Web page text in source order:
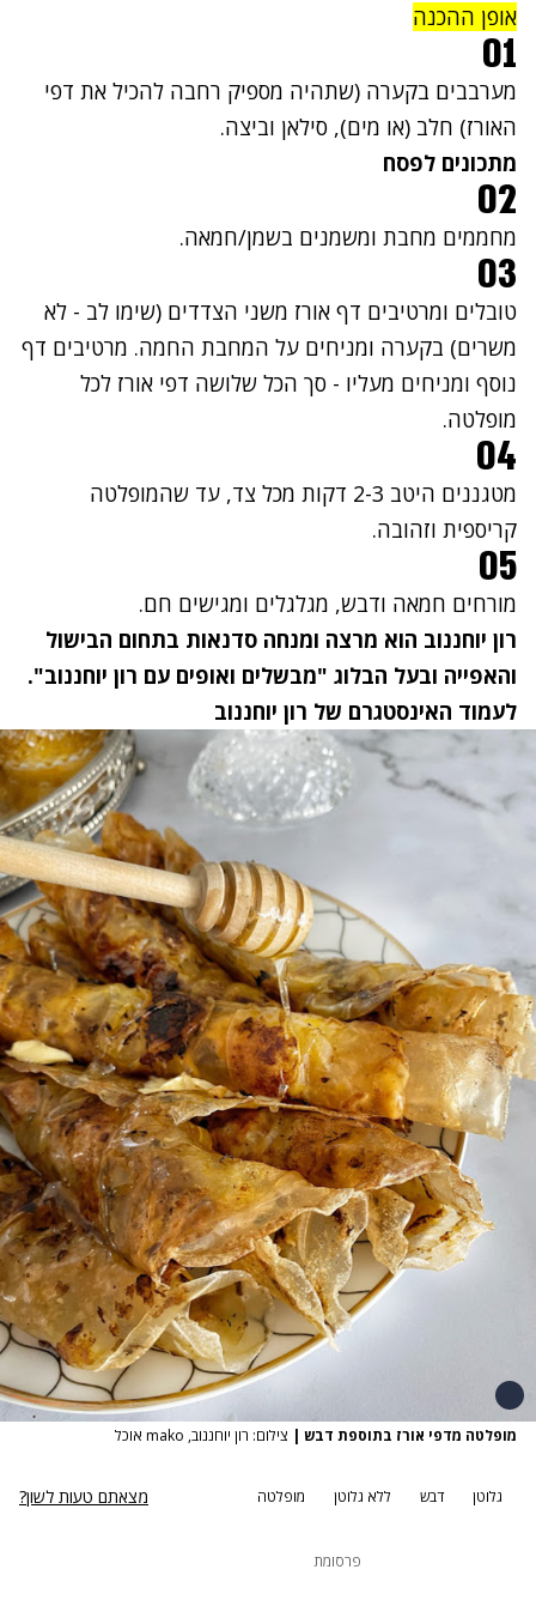
אופן ההכנה
01
מערבבים בקערה (שתהיה מספיק רחבה להכיל את דפי
האורז) חלב (או מים), סילאן וביצה.
מתכונים לפסח
02
מחממים מחבת ומשמנים בשמן/חמאה.
03
טובלים ומרטיבים דף אורז משני הצדדים (שימו לב - לא
משרים) בקערה ומניחים על המחבת החמה. מרטיבים דף
נוסף ומניחים מעליו - סך הכל שלושה דפי אורז לכל
מופלטה.
04
מטגננים היטב 2-3 דקות מכל צד, עד שהמופלטה
קריספית וזהובה.
05
מורחים חמאה ודבש, מגלגלים ומגישים חם.
רון יוחננוב הוא מרצה ומנחה סדנאות בתחום הבישול
והאפייה ובעל הבלוג "מבשלים ואופים עם רון יוחננוב".
לעמוד האינסטגרם של רון יוחננוב
מופלטה מדפי אורז בתוספת דבש | צילום: רון יוחננוב, mako אוכל
גלוטן דבש ללא גלוטן מופלטה מצאתם טעות לשון?
פרסומת